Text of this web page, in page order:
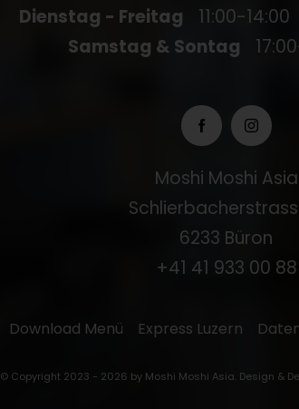
Dienstag - Freitag
11:00-14:00
Samstag & Sontag
Moshi Moshi Asia
6233 Büron
+41 41 933 00 88
Download Menü Express Luzern
© Copyright 2023 - 2026 by Moshi Moshi Asia. Design &